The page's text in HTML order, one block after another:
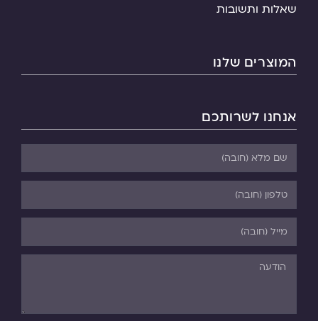
שאלות ותשובות
המוצרים שלנו
אנחנו לשרותכם